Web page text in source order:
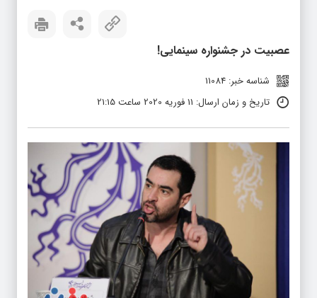
عصبیت در جشنواره سینمایی!
شناسه خبر: 11084
تاریخ و زمان ارسال: 11 فوریه 2020 ساعت 21:15